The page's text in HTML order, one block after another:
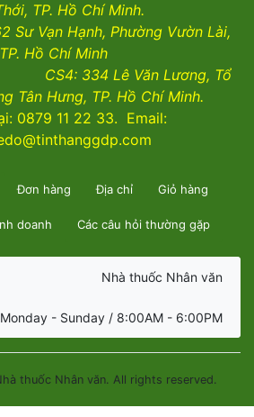
TP. Hồ Chí Minh.
Sư Vạn Hạnh, Phường Vườn Lài,
TP. Hồ Chí Minh
334 Lê Văn Lương, Tổ
Tân Hưng, TP. Hồ Chí Minh.
0879 11 22 33. Email:
Đơn hàng Địa chỉ Giỏ hàng
doanh Các câu hỏi thường gặp
Nhà thuốc Nhân văn
Monday - Sunday / 8:00AM - 6:00PM
thuốc Nhân văn. All rights reserved.